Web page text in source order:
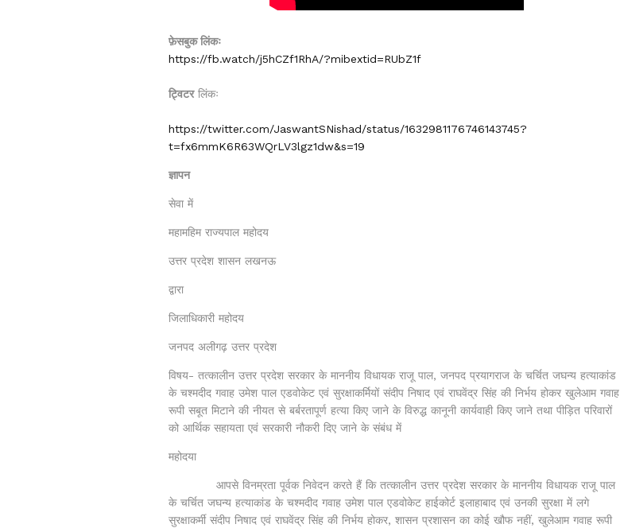
फ़ेसबुक लिंकः
https://fb.watch/j5hCZf1RhA/?mibextid=RUbZ1f
ट्विटरलिंकः
https://twitter.com/JaswantSNishad/status/1632981176746143745?
t=fx6mmK6R63WQrLV3lgz1dw&s=19
ज्ञापन
सेवा में
महामहिम राज्यपाल महोदय
उत्तर प्रदेश शासन लखनऊ
द्वारा
जिलाधिकारी महोदय
जनपद अलीगढ़ उत्तर प्रदेश
विषय- तत्कालीन उत्तर प्रदेश सरकार के माननीय विधायक राजू पाल, जनपद प्रयागराज के चर्चित जघन्य हत्याकांड
के चश्मदीद गवाह उमेश पाल एडवोकेट एवं सुरक्षाकर्मियों संदीप निषाद एवं राघवेंद्र सिंह की निर्भय होकर खुलेआम गवाह
रूपी सबूत मिटाने की नीयत से बर्बरतापूर्ण हत्या किए जाने के विरुद्ध कानूनी कार्यवाही किए जाने तथा पीड़ित परिवारों
को आर्थिक सहायता एवं सरकारी नौकरी दिए जाने के संबंध में
महोदया
आपसे विनम्रता पूर्वक निवेदन करते हैं कि तत्कालीन उत्तर प्रदेश सरकार के माननीय विधायक राजू पाल
के चर्चित जघन्य हत्याकांड के चश्मदीद गवाह उमेश पाल एडवोकेट हाईकोर्ट इलाहाबाद एवं उनकी सुरक्षा में लगे
सुरक्षाकर्मी संदीप निषाद एवं राघवेंद्र सिंह की निर्भय होकर, शासन प्रशासन का कोई खौफ नहीं, खुलेआम गवाह रूपी